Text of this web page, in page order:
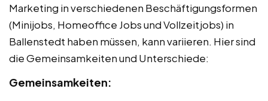
Marketing in verschiedenen Beschäftigungsformen
(Minijobs, Homeoffice Jobs und Vollzeitjobs) in
Ballenstedt haben müssen, kann variieren. Hier sind
die Gemeinsamkeiten und Unterschiede:
Gemeinsamkeiten: